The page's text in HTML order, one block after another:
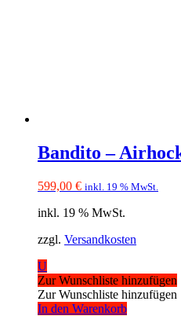
Bandito –
599,00 € inkl. 19 % MwSt.
inkl. 19 % MwSt.
zzgl. Versandkosten
U
Zur Wunschliste hinzufügen
Zur Wunschliste hinzufügen
In den Warenkorb